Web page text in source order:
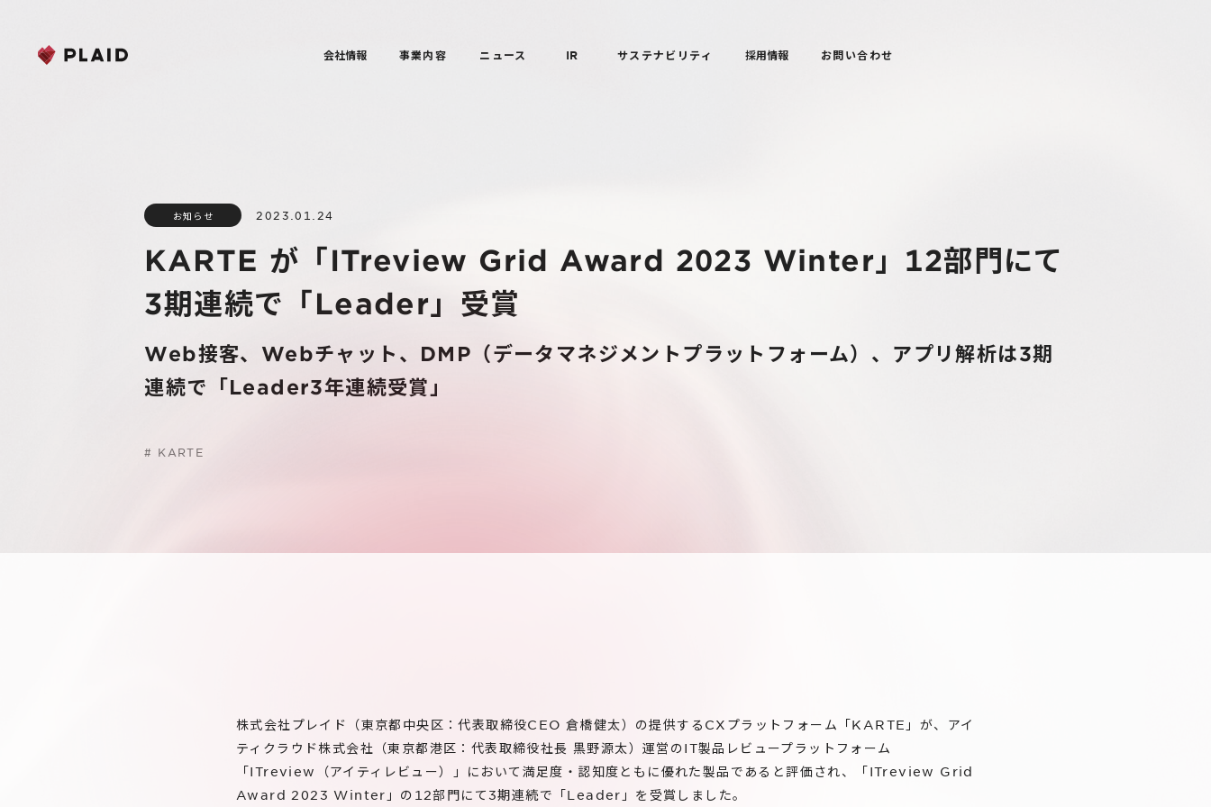
会社情報 事業内容 ニュース IR サステナビリティ 採用情報 お問い合わせ
お知らせ 2023.01.24
KARTE が「ITreview Grid Award 2023 Winter」12部門にて
3期連続で「Leader」受賞
Web接客、Webチャット、DMP（データマネジメントプラットフォーム）、アプリ解析は3期
連続で「Leader3年連続受賞」
# KARTE
株式会社プレイド（東京都中央区：代表取締役CEO 倉橋健太）の提供するCXプラットフォーム「KARTE」が、アイ
ティクラウド株式会社（東京都港区：代表取締役社長 黒野源太）運営のIT製品レビュープラットフォーム
「ITreview（アイティレビュー）」において満足度・認知度ともに優れた製品であると評価され、「ITreview Grid
Award 2023 Winter」の12部門にて3期連続で「Leader」を受賞しました。